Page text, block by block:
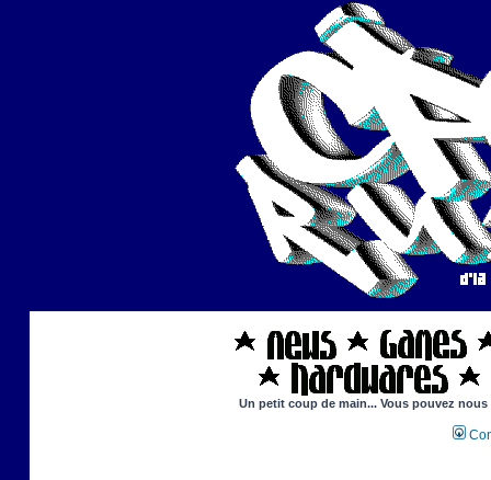
Un petit coup de main... Vous pouvez